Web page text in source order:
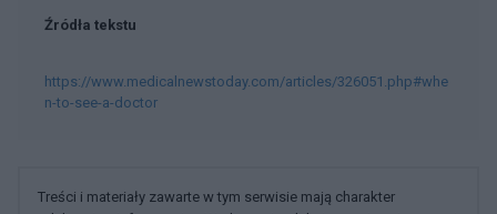
Źródła tekstu
https://www.medicalnewstoday.com/articles/326051.php#whe
n-to-see-a-doctor
Treści i materiały zawarte w tym serwisie mają charakter